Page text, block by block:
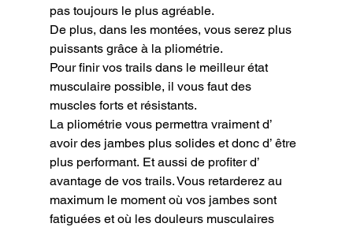
pas toujours le plus agréable.
De plus, dans les montées, vous serez plus
puissants grâce à la pliométrie.
Pour finir vos trails dans le meilleur état
musculaire possible, il vous faut des
muscles forts et résistants.
La pliométrie vous permettra vraiment d’
avoir des jambes plus solides et donc d’ être
plus performant. Et aussi de profiter d’
avantage de vos trails. Vous retarderez au
maximum le moment où vos jambes sont
fatiguées et où les douleurs musculaires